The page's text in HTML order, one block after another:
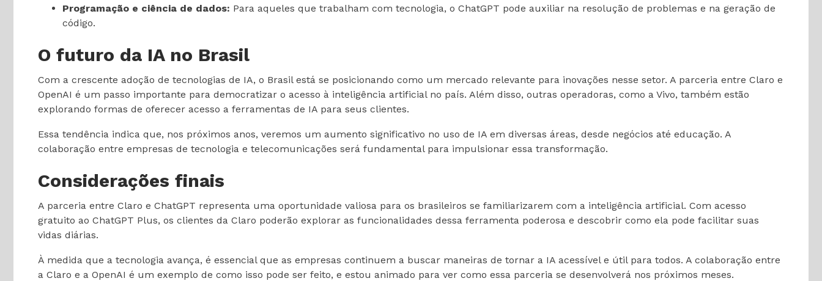
Programação e ciência de dados: Para aqueles que trabalham com tecnologia, o ChatGPT pode auxiliar na resolução de problemas e na geração de
código.
O futuro da IA no Brasil
Com a crescente adoção de tecnologias de IA, o Brasil está se posicionando como um mercado relevante para inovações nesse setor. A parceria entre Claro e
OpenAI é um passo importante para democratizar o acesso à inteligência artificial no país. Além disso, outras operadoras, como a Vivo, também estão
explorando formas de oferecer acesso a ferramentas de IA para seus clientes.
Essa tendência indica que, nos próximos anos, veremos um aumento significativo no uso de IA em diversas áreas, desde negócios até educação. A
colaboração entre empresas de tecnologia e telecomunicações será fundamental para impulsionar essa transformação.
Considerações finais
A parceria entre Claro e ChatGPT representa uma oportunidade valiosa para os brasileiros se familiarizarem com a inteligência artificial. Com acesso
gratuito ao ChatGPT Plus, os clientes da Claro poderão explorar as funcionalidades dessa ferramenta poderosa e descobrir como ela pode facilitar suas
vidas diárias.
À medida que a tecnologia avança, é essencial que as empresas continuem a buscar maneiras de tornar a IA acessível e útil para todos. A colaboração entre
a Claro e a OpenAI é um exemplo de como isso pode ser feito, e estou animado para ver como essa parceria se desenvolverá nos próximos meses.